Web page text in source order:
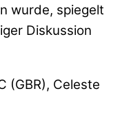
wurde, spiegelt
Diskussion
(GBR), Celeste